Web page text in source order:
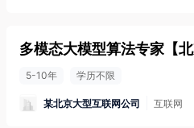
多模态大模型算法专家 【
5-10年 学历不限
某北京大型互联网公司 互联网